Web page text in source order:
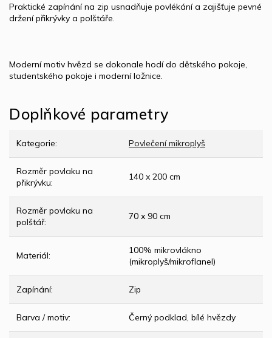
Praktické zapínání na zip usnadňuje povlékání a zajišťuje pevné
držení přikrývky a polštáře.
Moderní motiv hvězd se dokonale hodí do dětského pokoje,
studentského pokoje i moderní ložnice.
Doplňkové parametry
Kategorie: Povlečení mikroplyš
Rozměr povlaku na
přikrývku:
140 x 200 cm
Rozměr povlaku na
polštář:
70 x 90 cm
Materiál:
100% mikrovlákno
(mikroplyš/mikroflanel)
Zapínání: Zip
Barva / motiv: Černý podklad, bílé hvězdy